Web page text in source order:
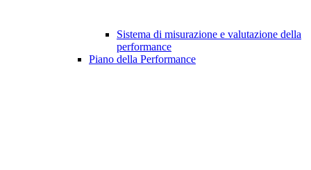
Sistema di misurazione e valutazione della
performance
Piano della Performance